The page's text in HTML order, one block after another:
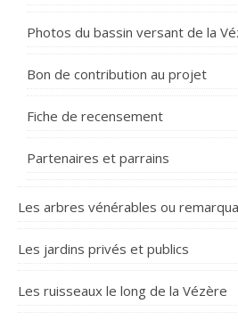
Photos du bassin versant de la
Bon de contribution au projet
Fiche de recensement
Partenaires et parrains
Les arbres vénérables ou
Les jardins privés et publics
Les ruisseaux le long de la Vézère